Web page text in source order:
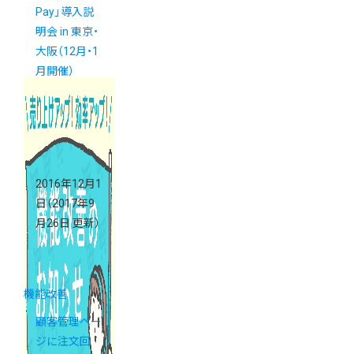
Pay」導入説
明会 in 東京・
大阪（12月・1
月開催）
2016年12月1
日（2017年9
月26日 更新）
機能改善
顧客管理ペー
ジに注文回